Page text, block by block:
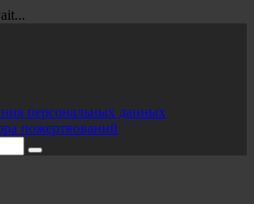
персональных данных
пожертвований